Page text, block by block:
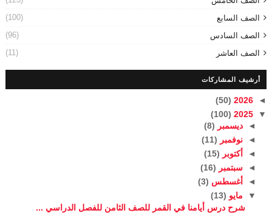
الصف السابع
(100)
الصف السادس
(96)
الصف العاشر
(11)
أرشيف المشاركات
◄
2026
(50)
▼
2025
(100)
◄ ديسمبر (8)
◄ نوفمبر (11)
◄
أكتوبر (15)
◄ سبتمبر (16)
◄
أغسطس (3)
▼ مايو (13)
شرح درس أيامنا في القمر للصف الثامن للفصل الدراسي ...